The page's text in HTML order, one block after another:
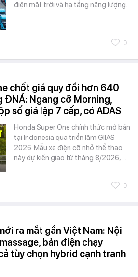
điện mặt trời và hạ tầng năng lượng.
0
chốt giá quy đổi hơn 640
ĐNÁ: Ngang cỡ Morning,
số giả lập 7 cấp, có ADAS
Honda Super One chính thức mở bán
tại Indonesia qua triển lãm GIIAS
2026. Mẫu xe điện cỡ nhỏ thể thao
này dự kiến giao từ tháng 8/2026,…
0
ra mắt gần Việt Nam: Nội
bản điện chạy
tùy chọn hybrid cạnh tranh